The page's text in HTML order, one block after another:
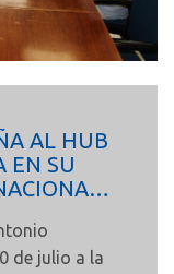
AL HUB
EN SU
de julio a la